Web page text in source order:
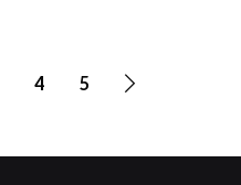
4 5
Page